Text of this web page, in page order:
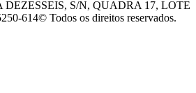
DEZESSEIS, S/N, QUADRA 17, LOTE
614© Todos os direitos reservados.